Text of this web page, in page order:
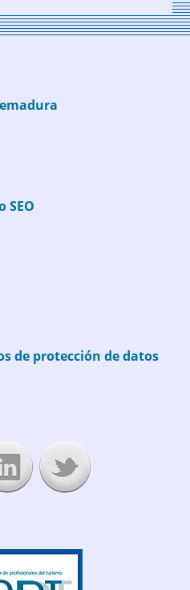
SEO
de protección de datos